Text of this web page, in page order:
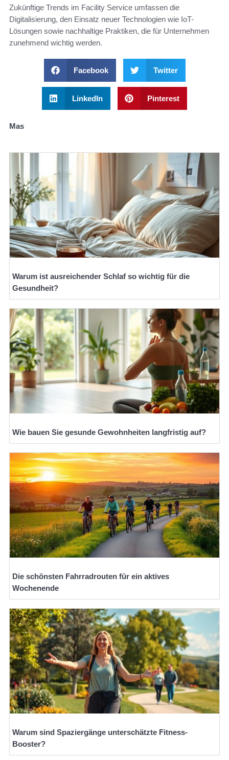
Zukünftige Trends im Facility Service umfassen die
Digitalisierung, den Einsatz neuer Technologien wie IoT-
Lösungen sowie nachhaltige Praktiken, die für Unternehmen
zunehmend wichtig werden.
Facebook Twitter
LinkedIn Pinterest
Mas
Warum ist ausreichender Schlaf so wichtig für die
Gesundheit?
Wie bauen Sie gesunde Gewohnheiten langfristig auf?
Die schönsten Fahrradrouten für ein aktives
Wochenende
Warum sind Spaziergänge unterschätzte Fitness-
Booster?